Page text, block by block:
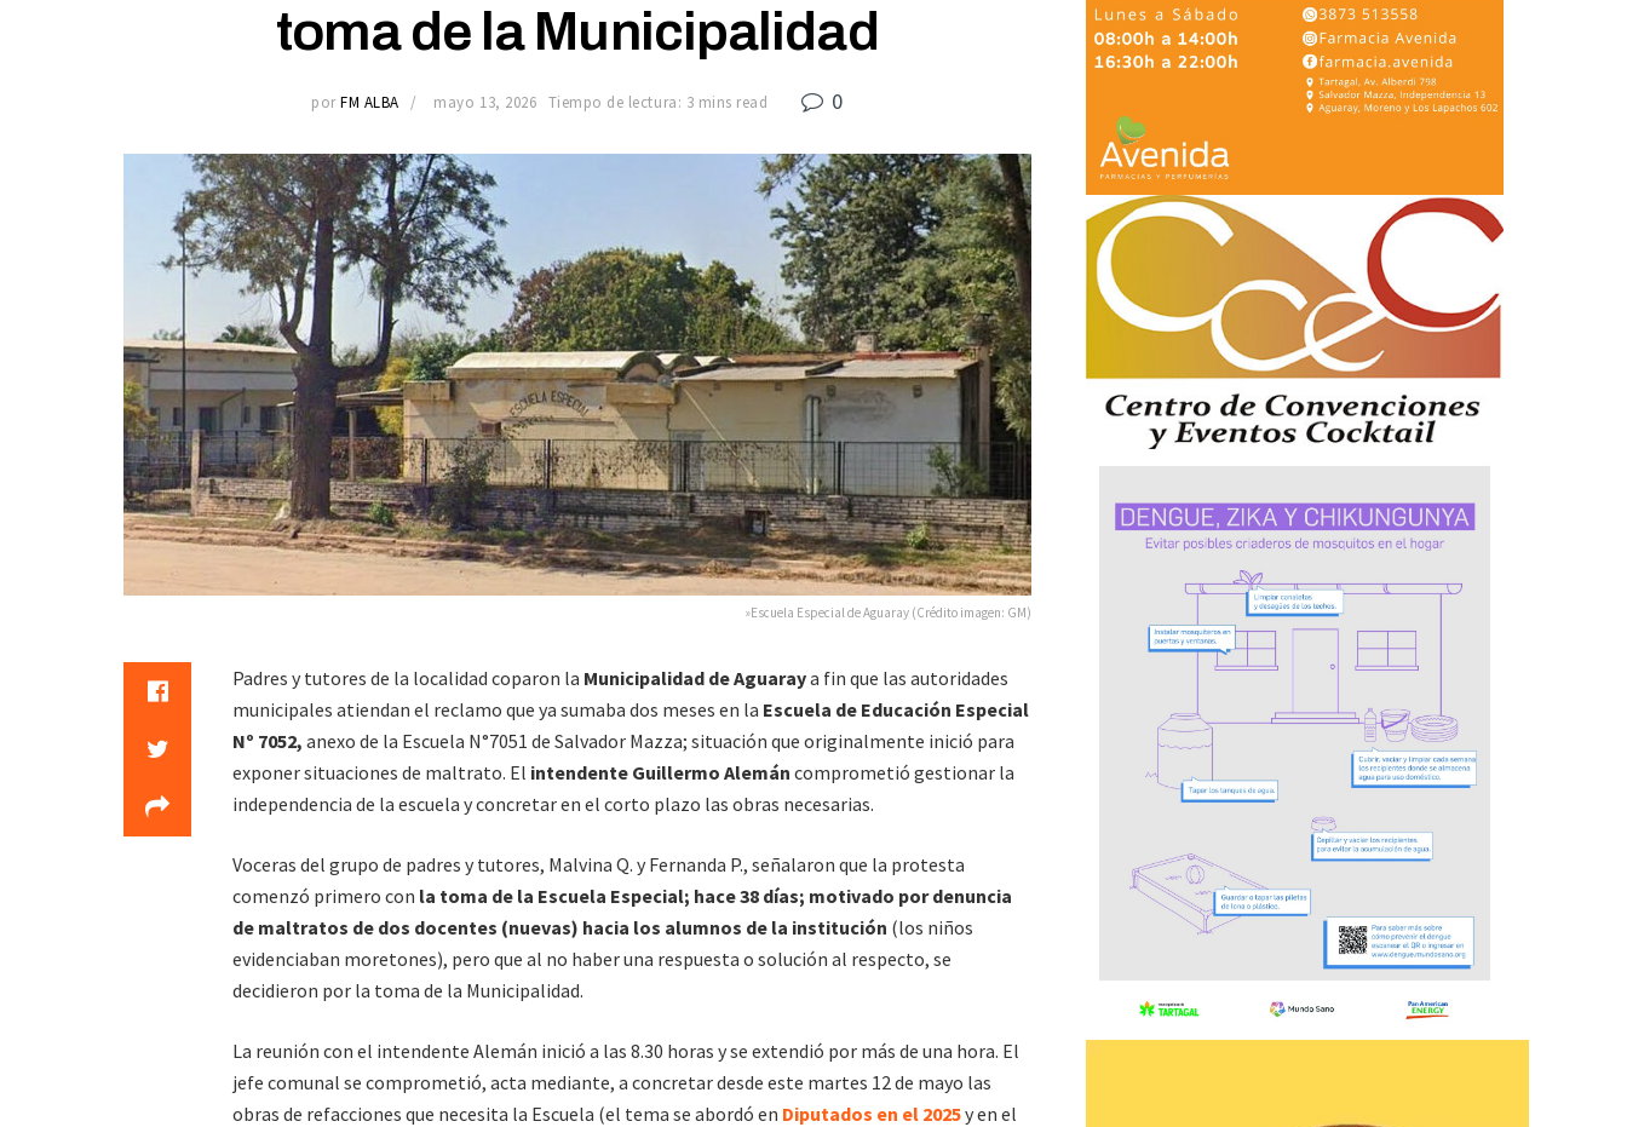
toma de la Municipalidad
por FM ALBA mayo 13, 2026 Tiempo de lectura: 3 mins read 0
»Escuela Especial de Aguaray (Crédito imagen: GM)
Padres y tutores de la localidad coparon la Municipalidad de Aguaraya fin que las autoridades
municipales atiendan el reclamo que ya sumaba dos meses en la Escuela de Educación Especial
Nº 7052, anexo de la Escuela N°7051 de Salvador Mazza; situación que originalmente inició para
exponer situaciones de maltrato. El intendente Guillermo Alemán comprometió gestionar la
independencia de la escuela y concretar en el corto plazo las obras necesarias.
Voceras del grupo de padres y tutores, Malvina Q. y Fernanda P., señalaron que la protesta
comenzó primero con la toma de la Escuela Especial; hace 38 días; motivado por denuncia
de maltratos de dos docentes (nuevas) hacia los alumnos de la institución (los niños
evidenciaban moretones), pero que al no haber una respuesta o solución al respecto, se
decidieron por la toma de la Municipalidad.
La reunión con el intendente Alemán inició a las 8.30 horas y se extendió por más de una hora. El
jefe comunal se comprometió, acta mediante, a concretar desde este martes 12 de mayo las
obras de refacciones que necesita la Escuela (el tema se abordó en Diputados en el 2025y en el